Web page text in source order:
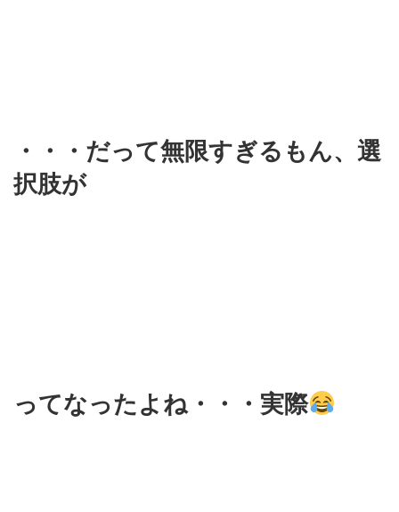
・・・だって無限すぎるもん、選
択肢が
ってなったよね・・・実際